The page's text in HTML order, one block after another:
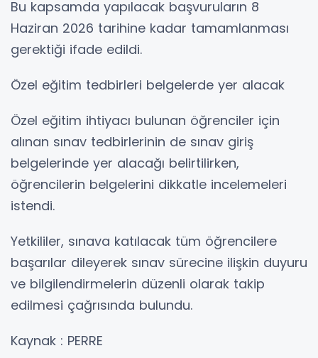
Bu kapsamda yapılacak başvuruların 8
Haziran 2026 tarihine kadar tamamlanması
gerektiği ifade edildi.
Özel eğitim tedbirleri belgelerde yer alacak
Özel eğitim ihtiyacı bulunan öğrenciler için
alınan sınav tedbirlerinin de sınav giriş
belgelerinde yer alacağı belirtilirken,
öğrencilerin belgelerini dikkatle incelemeleri
istendi.
Yetkililer, sınava katılacak tüm öğrencilere
başarılar dileyerek sınav sürecine ilişkin duyuru
ve bilgilendirmelerin düzenli olarak takip
edilmesi çağrısında bulundu.
Kaynak : PERRE